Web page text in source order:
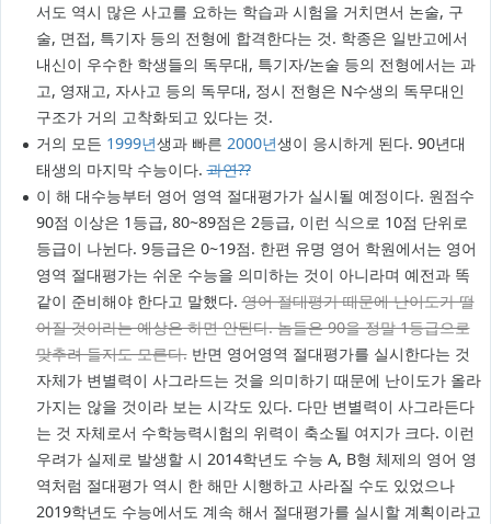
서도 역시 많은 사고를 요하는 학습과 시험을 거치면서 논술, 구
술, 면접, 특기자 등의 전형에 합격한다는 것. 학종은 일반고에서
내신이 우수한 학생들의 독무대, 특기자/논술 등의 전형에서는 과
고, 영재고, 자사고 등의 독무대, 정시 전형은 N수생의 독무대인
구조가 거의 고착화되고 있다는 것.
거의 모든 1999년생과 빠른 2000년생이 응시하게 된다. 90년대
태생의 마지막 수능이다.과연??
이 해 대수능부터 영어 영역 절대평가가 실시될 예정이다. 원점수
90점 이상은 1등급, 80~89점은 2등급, 이런 식으로 10점 단위로
등급이 나뉜다. 9등급은 0~19점. 한편 유명 영어 학원에서는 영어
영역 절대평가는 쉬운 수능을 의미하는 것이 아니라며 예전과 똑
같이 준비해야 한다고 말했다.영어 절대평가 때문에 난이도가 떨
어질 것이라는 예상은 하면 안된다. 놈들은 90을 정말 1등급으로
맞추려 들지도 모른다.반면 영어영역 절대평가를 실시한다는 것
자체가 변별력이 사그라드는 것을 의미하기 때문에 난이도가 올라
가지는 않을 것이라 보는 시각도 있다. 다만 변별력이 사그라든다
는 것 자체로서 수학능력시험의 위력이 축소될 여지가 크다. 이런
우려가 실제로 발생할 시 2014학년도 수능 A, B형 체제의 영어 영
역처럼 절대평가 역시 한 해만 시행하고 사라질 수도 있었으나
2019학년도 수능에서도 계속 해서 절대평가를 실시할 계획이라고